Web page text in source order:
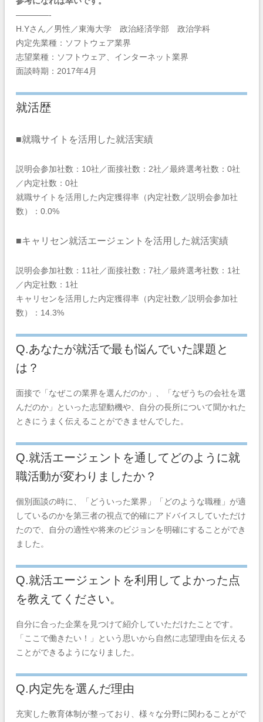
————-
H.Yさん／男性／東海大学 政治経済学部 政治学科
内定先業種：ソフトウェア業界
志望業種：ソフトウェア、インターネット業界
面談時期：2017年4月
就活歴
■就職サイトを活用した就活実績
説明会参加社数：10社／面接社数：2社／最終選考社数：0社
／内定社数：0社
就職サイトを活用した内定獲得率（内定社数／説明会参加社
数）：0.0%
■キャリセン就活エージェントを活用した就活実績
説明会参加社数：11社／面接社数：7社／最終選考社数：1社
／内定社数：1社
キャリセンを活用した内定獲得率（内定社数／説明会参加社
数）：14.3%
Q.あなたが就活で最も悩んでいた課題と
は？
面接で「なぜこの業界を選んだのか」、「なぜうちの会社を選
んだのか」といった志望動機や、自分の長所について聞かれた
ときにうまく伝えることができませんでした。
Q.就活エージェントを通してどのように就
職活動が変わりましたか？
個別面談の時に、「どういった業界」「どのような職種」が適
しているのかを第三者の視点で的確にアドバイスしていただけ
たので、自分の適性や将来のビジョンを明確にすることができ
ました。
Q.就活エージェントを利用してよかった点
を教えてください。
自分に合った企業を見つけて紹介していただけたことです。
「ここで働きたい！」という思いから自然に志望理由を伝える
ことができるようになりました。
Q.内定先を選んだ理由
充実した教育体制が整っており、様々な分野に関わることがで